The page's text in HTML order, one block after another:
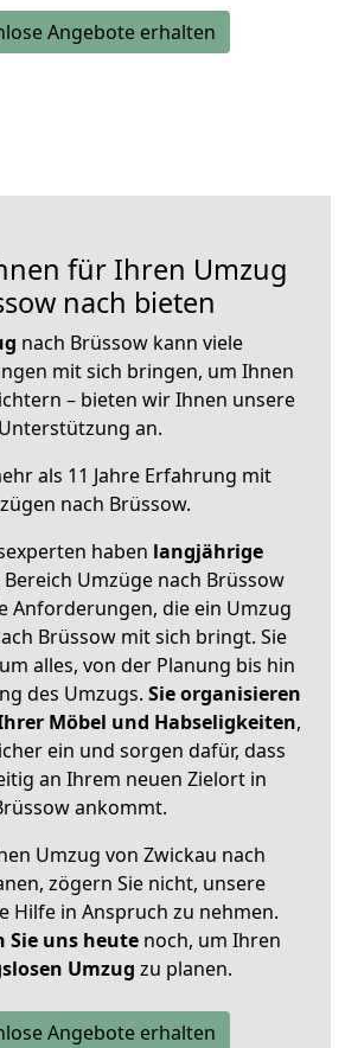
Angebote erhalten
für Ihren Umzug
nach bieten
nach Brüssow kann viele
mit sich bringen, um Ihnen
– bieten wir Ihnen unsere
Unterstützung an.
als 11 Jahre Erfahrung mit
nach Brüssow.
haben langjährige
Bereich Umzüge nach Brüssow
Anforderungen, die ein Umzug
Brüssow mit sich bringt. Sie
alles, von der Planung bis hin
des Umzugs. Sie organisieren
Möbel und Habseligkeiten,
ein und sorgen dafür, dass
an Ihrem neuen Zielort in
ankommt.
Umzug von Zwickau nach
zögern Sie nicht, unsere
Hilfe in Anspruch zu nehmen.
uns heutenoch, um Ihren
Umzug zu planen.
Angebote erhalten